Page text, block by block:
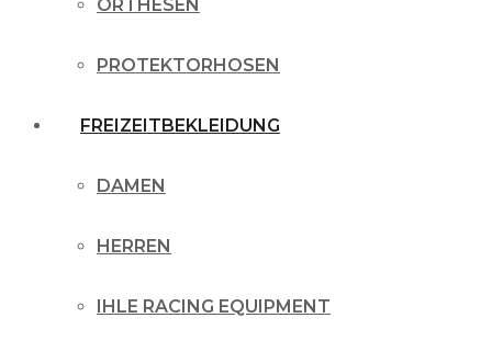
ORTHESEN
PROTEKTORHOSEN
FREIZEITBEKLEIDUNG
DAMEN
HERREN
IHLE RACING EQUIPMENT